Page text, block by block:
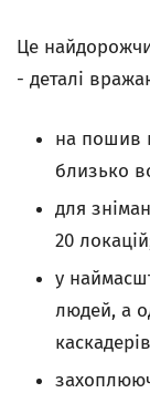
Це
- деталі
на пошив
близько
для
20
у
людей, а